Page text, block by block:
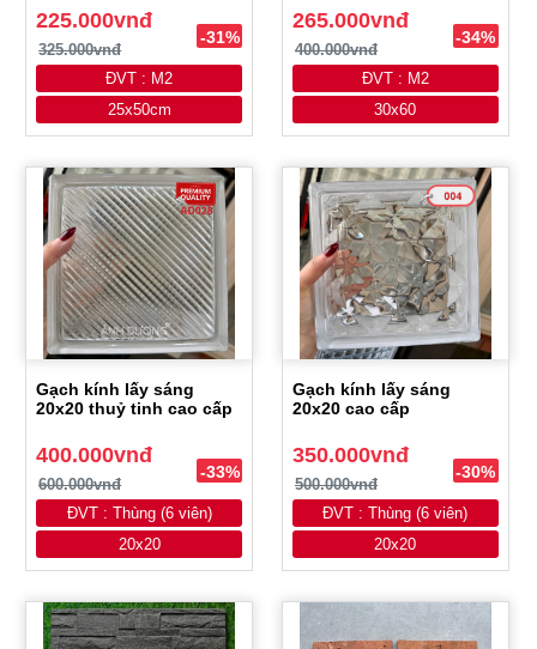
225.000vnđ
325.000vnđ
-31%
ĐVT : M2
25x50cm
265.000vnđ
400.000vnđ
-34%
ĐVT : M2
30x60
Gạch kính lấy sáng
20x20 thuỷ tinh cao cấp
400.000vnđ
600.000vnđ
-33%
ĐVT : Thùng (6 viên)
20x20
Gạch kính lấy sáng
20x20 cao cấp
350.000vnđ
500.000vnđ
-30%
ĐVT : Thùng (6 viên)
20x20